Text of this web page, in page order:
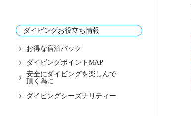
ダイビングお役立ち情報
お得な宿泊パック
ダイビングポイントMAP
安全にダイビングを楽しんで
頂く為に
ダイビングシーズナリティー